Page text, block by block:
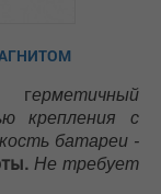
- герметичный
крепления с
батареи -
Не требует